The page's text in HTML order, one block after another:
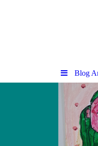
Blog